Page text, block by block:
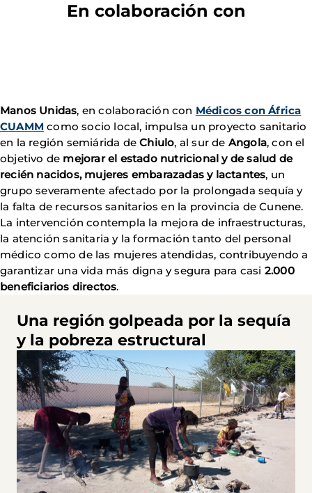
En colaboración con
Manos Unidas, en colaboración con Médicos con África
CUAMM como socio local, impulsa un proyecto sanitario
en la región semiárida deChiulo, al sur de Angola, con el
objetivo de mejorar el estado nutricional y de salud de
recién nacidos, mujeres embarazadas y lactantes, un
grupo severamente afectado por la prolongada sequía y
la falta de recursos sanitarios en la provincia de Cunene.
La intervención contempla la mejora de infraestructuras,
la atención sanitaria y la formación tanto del personal
médico como de las mujeres atendidas, contribuyendo a
garantizar una vida más digna y segura para casi 2.000
beneficiarios directos.
Una región golpeada por la sequía
y la pobreza estructural